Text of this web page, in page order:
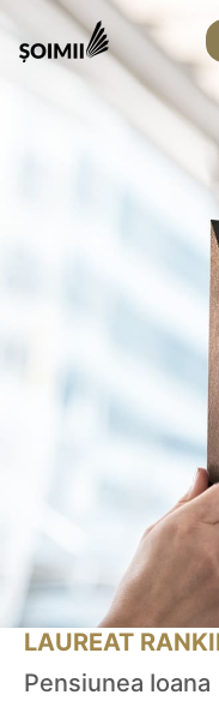
LAUREAT
Pensiunea Ioana